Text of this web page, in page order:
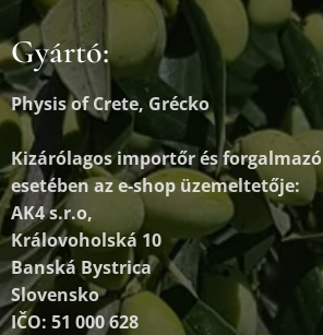
Gyártó:
Physis of Crete, Grécko
Kizárólagos importőr és forgalmazó
esetében az e-shop üzemeltetője:
AK4 s.r.o,
Královoholská 10
Banská Bystrica
Slovensko
IČO: 51 000 628